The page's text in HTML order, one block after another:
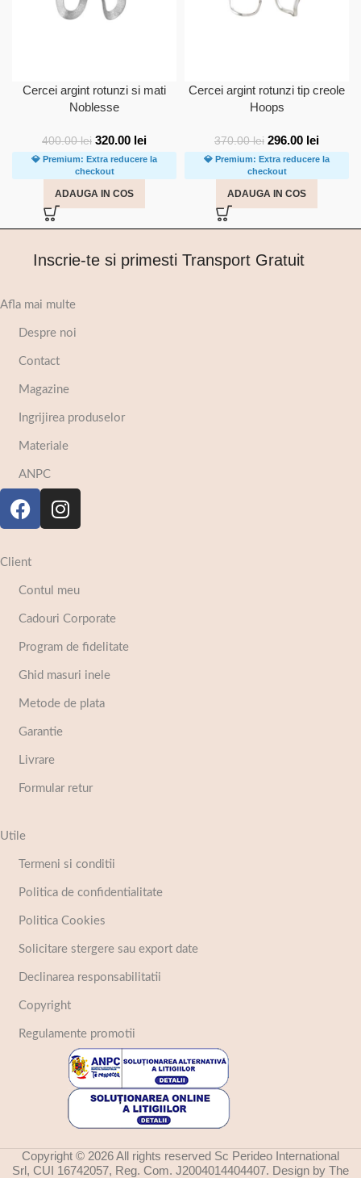
Cercei argint rotunzi si mati
Noblesse
400.00lei 320.00 lei
💎 Premium: Extra reducere la
checkout
ADAUGA IN COS
Cercei argint rotunzi tip creole
Hoops
370.00lei 296.00 lei
💎 Premium: Extra reducere la
checkout
ADAUGA IN COS
Inscrie-te si primesti Transport Gratuit
Afla mai multe
Despre noi
Contact
Magazine
Ingrijirea produselor
Materiale
ANPC
Client
Contul meu
Cadouri Corporate
Program de fidelitate
Ghid masuri inele
Metode de plata
Garantie
Livrare
Formular retur
Utile
Termeni si conditii
Politica de confidentialitate
Politica Cookies
Solicitare stergere sau export date
Declinarea responsabilitatii
Copyright
Regulamente promotii
Copyright © 2026 All rights reserved Sc Perideo International
Srl, CUI 16742057, Reg. Com. J2004014404407. Design by The